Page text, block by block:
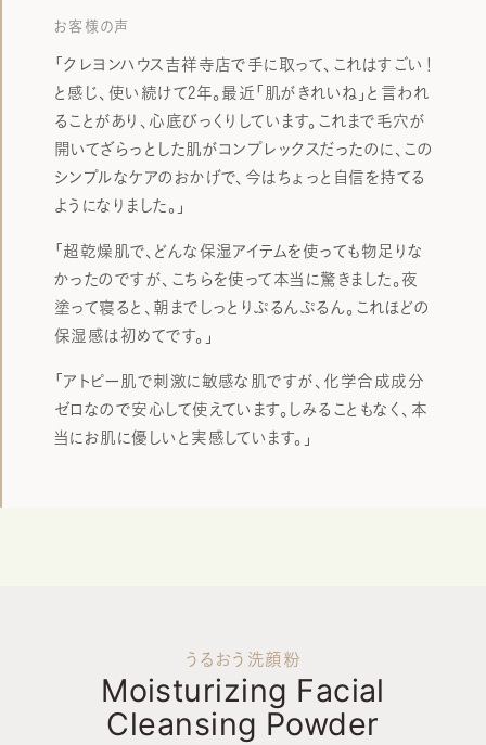
お客様の声
「クレヨンハウス吉祥寺店で手に取って、これはすごい！
と感じ、使い続けて2年。最近「肌がきれいね」と言われ
ることがあり、心底びっくりしています。これまで毛穴が
開いてざらっとした肌がコンプレックスだったのに、この
シンプルなケアのおかげで、今はちょっと自信を持てる
ようになりました。」
「超乾燥肌で、どんな保湿アイテムを使っても物足りな
かったのですが、こちらを使って本当に驚きました。夜
塗って寝ると、朝までしっとりぷるんぷるん。これほどの
保湿感は初めてです。」
「アトピー肌で刺激に敏感な肌ですが、化学合成成分
ゼロなので安心して使えています。しみることもなく、本
当にお肌に優しいと実感しています。」
うるおう洗顔粉
Moisturizing Facial
Cleansing Powder